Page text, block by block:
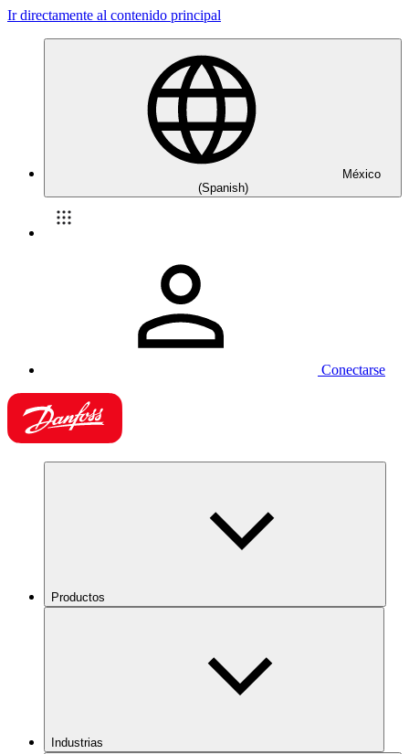
Ir directamente al contenido principal
México
(Spanish)
Conectarse
Productos
Industrias